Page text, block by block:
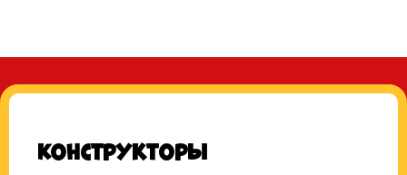
Конструкторы